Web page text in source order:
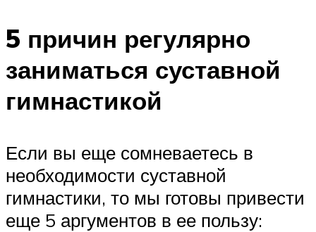
5 причин регулярно
заниматься суставной
гимнастикой
Если вы еще сомневаетесь в
необходимости суставной
гимнастики, то мы готовы привести
еще 5 аргументов в ее пользу: